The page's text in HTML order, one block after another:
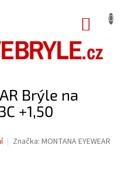
Brýle na
+1,50
Značka: MONTANA EYEWEAR